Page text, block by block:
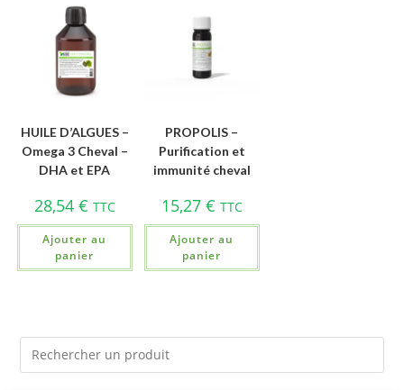
HUILE D’ALGUES –
Omega 3 Cheval –
DHA et EPA
28,54 € TTC
Ajouter au
panier
PROPOLIS –
Purification et
immunité cheval
15,27 € TTC
Ajouter au
panier